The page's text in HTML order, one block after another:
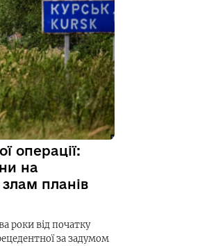
операції:
на
планів
роки від початку
за задумом